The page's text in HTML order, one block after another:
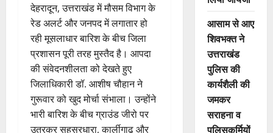
देहरादून, उत्तराखंड में मौसम विभाग के
रेड अलर्ट और जनपद में लगातार हो
रही मूसलाधार बारिश के बीच जिला
प्रशासन पूरी तरह मुस्तैद है। आपदा
की संवेदनशीलता को देखते हुए
जिलाधिकारी डॉ. आशीष चौहान ने
गुरूवार को खुद मोर्चा संभाला। उन्होंने
भारी बारिश के बीच ग्राउंड जीरो पर
उतरकर सहस्रधारा, कार्लीगाढ़ और
आसाम से आए
शिवभक्त ने
उत्तराखंड
पुलिस की
कार्यशैली की
जमकर
सराहना व
पुलिसकर्मियों